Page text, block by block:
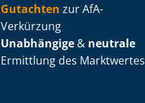
Gutachten zur AfA-
Verkürzung
Unabhängige & neutrale
Ermittlung des Marktwertes